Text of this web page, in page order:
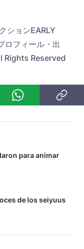
ションEARLY
ロフィール・出
Rights Reserved
para animar
de los seiyuus